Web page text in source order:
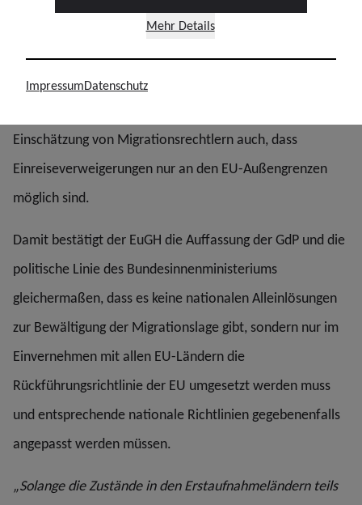
Rückkehrentscheidung mit Möglichkeit zur freiwilligen
Einschätzung von Migrationsrechtlern auch, dass
Einreiseverweigerungen nur an den EU-Außengrenzen
möglich sind.
Damit bestätigt der EuGH die Auffassung der GdP und die
politische Linie des Bundesinnenministeriums
gleichermaßen, dass es keine nationalen Alleinlösungen
zur Bewältigung der Migrationslage gibt, sondern nur im
Einvernehmen mit allen EU-Ländern die
Rückführungsrichtlinie der EU umgesetzt werden muss
und entsprechende nationale Richtlinien gegebenenfalls
angepasst werden müssen.
„Solange die Zustände in den Erstaufnahmeländern teils
Mehr Details
ImpressumDatenschutz